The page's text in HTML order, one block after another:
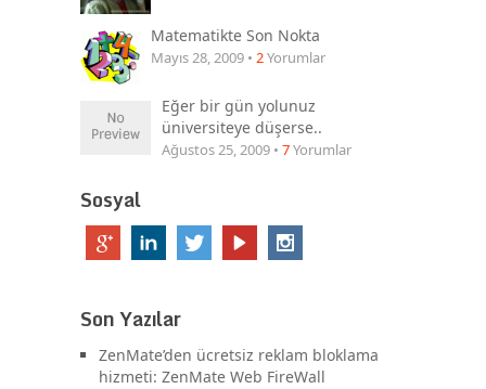
Matematikte Son Nokta
Mayıs 28, 2009 • 2Yorumlar
Eğer bir gün yolunuz
üniversiteye düşerse..
Ağustos 25, 2009 • 7Yorumlar
Sosyal
Son Yazılar
ZenMate’den ücretsiz reklam bloklama
hizmeti: ZenMate Web FireWall